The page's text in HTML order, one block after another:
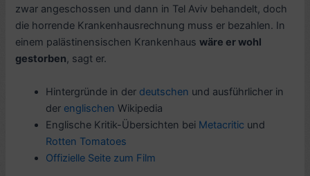
zwar angeschossen und dann in Tel Aviv behandelt, doch
die horrende Krankenhausrechnung muss er bezahlen. In
einem palästinensischen Krankenhauswäre er wohl
gestorben, sagt er.
Hintergründe in der deutschen und ausführlicher in
der englischen Wikipedia
Englische Kritik-Übersichten bei Metacritic und
Rotten Tomatoes
Offizielle Seite zum Film